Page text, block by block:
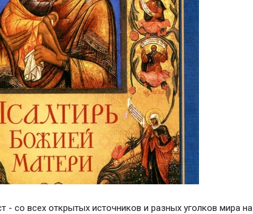
- со всех открытых источников и разных уголков мира на